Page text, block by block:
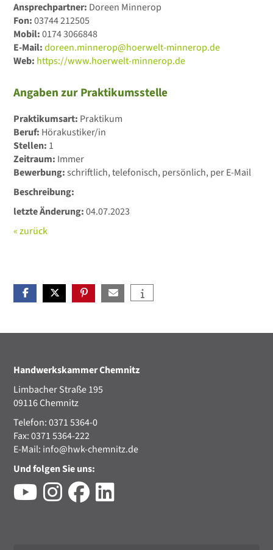
Ansprechpartner: Doreen Minnerop
Fon:03744 212505
Mobil:0174 3066848
E-Mail:doreen.minnerop@hoerwelt-minnerop.de
Web: https://www.hoerwelt-minnerop.de
Angaben zur Praktikumsstelle
Praktikumsart: Praktikum
Beruf: Hörakustiker/in
Stellen: 1
Zeitraum: Immer
Bewerbung:schriftlich, telefonisch, persönlich, per E-Mail
Beschreibung:
letzte Änderung:04.07.2023
« zurück
Handwerkskammer Chemnitz
Limbacher Straße 195
09116 Chemnitz
Telefon: 0371 5364-0
Fax: 0371 5364-222
E-Mail: info@hwk-chemnitz.de
Und folgen Sie uns: